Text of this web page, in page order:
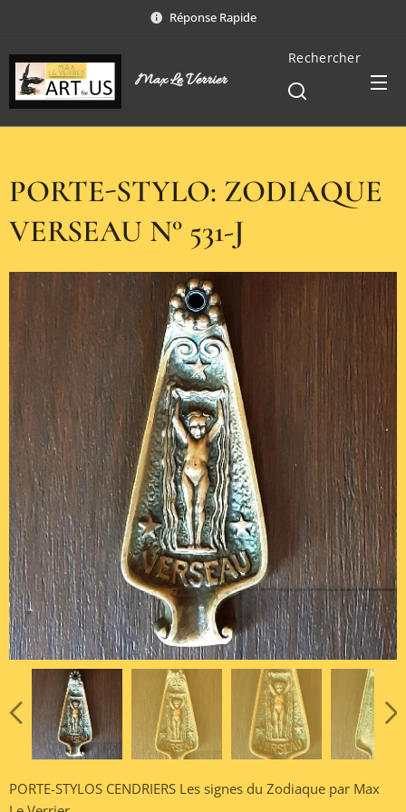
Réponse Rapide
Max Le Verrier
Rechercher
PORTE-STYLO: ZODIAQUE
VERSEAU N° 531-J
PORTE-STYLOS CENDRIERS Les signes du Zodiaque par Max